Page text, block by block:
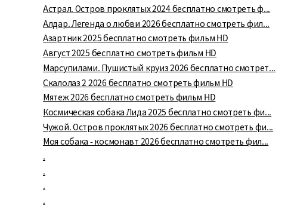
Астрал. Остров проклятых 2024 бесплатно смотреть ф...
Алдар. Легенда о любви 2026 бесплатно смотреть фил...
Азартник 2025 бесплатно смотреть фильм HD
Август 2025 бесплатно смотреть фильм HD
Марсупилами. Пушистый круиз 2026 бесплатно смотрет...
Скалолаз 2 2026 бесплатно смотреть фильм HD
Мятеж 2026 бесплатно смотреть фильм HD
Космическая собака Лида 2025 бесплатно смотреть фи...
Чужой. Остров проклятых 2026 бесплатно смотреть фи...
Моя собака - космонавт 2026 бесплатно смотреть фил...
.
.
.
.